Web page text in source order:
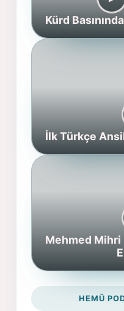
Kürd
İlk Türkçe
Mehmed Mihri
HEMÛ